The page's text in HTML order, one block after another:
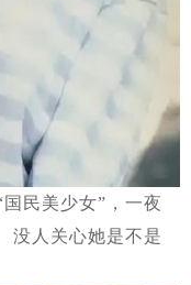
民美少女”，一夜
没人关心她是不是